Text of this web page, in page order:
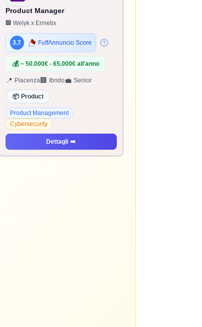
Product Manager
🏢 Welyk x Ermetix
3.7 FuffAnnuncio Score
💰 ~ 50.000€ - 65.000€ all'anno
📍 Piacenza🏢 Ibrido💼 Senior
📦 Product
Product Management
Cybersecurity
Dettagli ➡️